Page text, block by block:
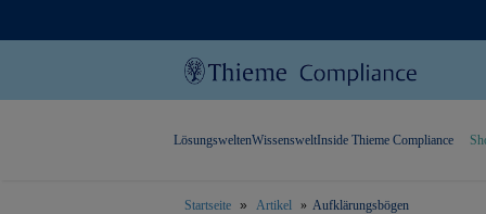
LösungsweltenWissensweltInside Thieme Compliance
Startseite Artikel Aufklärungsbögen